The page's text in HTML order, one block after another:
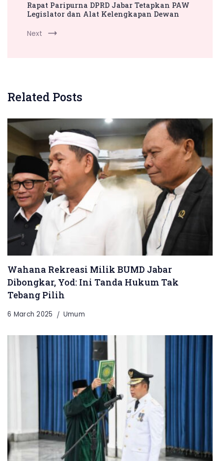
Rapat Paripurna DPRD Jabar Tetapkan PAW
Legislator dan Alat Kelengkapan Dewan
Next
Related Posts
Wahana Rekreasi Milik BUMD Jabar
Dibongkar, Yod: Ini Tanda Hukum Tak
Tebang Pilih
6 March 2025 Umum